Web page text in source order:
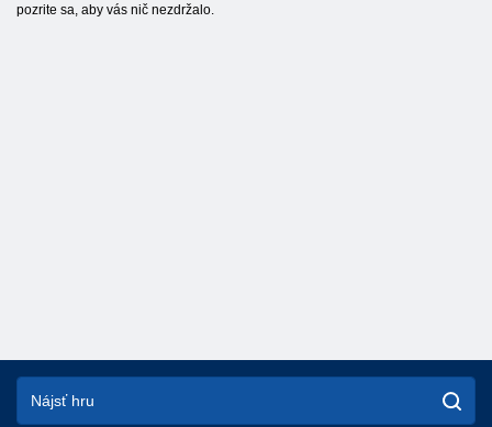
pozrite sa, aby vás nič nezdržalo.